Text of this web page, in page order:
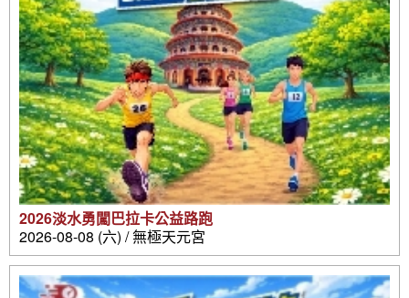
2026淡水勇闖巴拉卡公益路跑
2026-08-08 (六) / 無極天元宮